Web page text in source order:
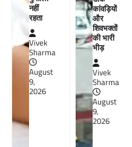
नहीं
रहता
Vivek
Sharma
August
9,
2026
कांवड़ियों
और
शिवभक्तों
की भारी
भीड़
Vivek
Sharma
August
9,
2026